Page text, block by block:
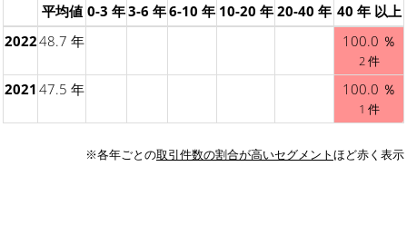
平均値 0-3 年3-6 年6-10 年 10-20 年 20-40 年 40 年 以上
202248.7 年 100.0 ％
2 件
2021 47.5 年 100.0 ％
1 件
※各年ごとの取引件数の割合が高いセグメントほど赤く表示